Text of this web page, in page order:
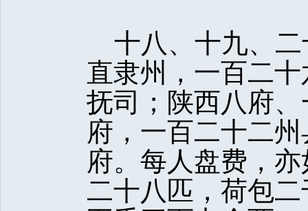
十八、十九、二
直隶州，一百二
抚司；陕西八府
府，一百二十二
府。每人盘费，
二十八匹，荷包